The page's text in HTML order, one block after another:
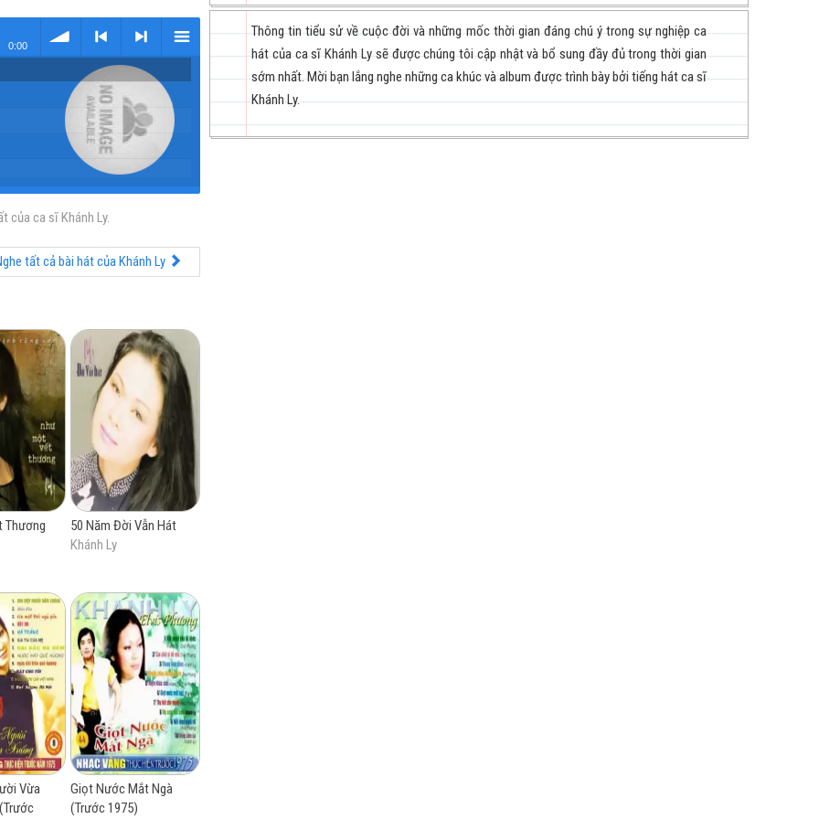
0:00
volume<
previous
> nextmenu
của ca sĩ Khánh Ly.
tất cả bài hát của Khánh Ly
Thương
50 Năm Đời Vẫn Hát
Khánh Ly
Vừa
Giọt Nước Mắt Ngà
(Trước 1975)
Thông tin tiểu sử về cuộc đời và những mốc thời gian đáng chú ý trong sự nghiệp ca
hát của ca sĩ Khánh Ly sẽ được chúng tôi cập nhật và bổ sung đầy đủ trong thời gian
sớm nhất. Mời bạn lắng nghe những ca khúc và album được trình bày bởi tiếng hát ca sĩ
Khánh Ly.